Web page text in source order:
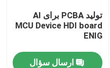
تولید PCBA برای AI
MCU Device HDI board
ENIG
ارسال سؤال